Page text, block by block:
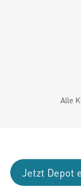
Alle
Jetzt Depot